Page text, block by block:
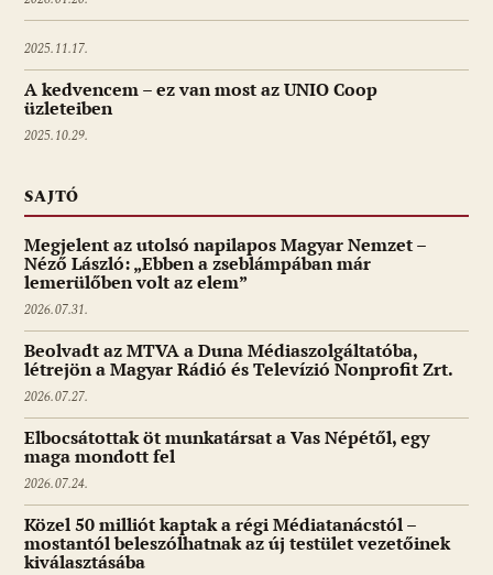
2025.11.17.
A kedvencem – ez van most az UNIO Coop
üzleteiben
2025.10.29.
SAJTÓ
Megjelent az utolsó napilapos Magyar Nemzet –
Néző László: „Ebben a zseblámpában már
lemerülőben volt az elem”
2026.07.31.
Beolvadt az MTVA a Duna Médiaszolgáltatóba,
létrejön a Magyar Rádió és Televízió Nonprofit Zrt.
2026.07.27.
Elbocsátottak öt munkatársat a Vas Népétől, egy
maga mondott fel
2026.07.24.
Közel 50 milliót kaptak a régi Médiatanácstól –
mostantól beleszólhatnak az új testület vezetőinek
kiválasztásába